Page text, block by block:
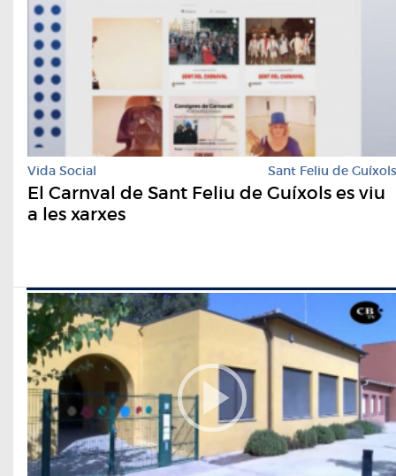
Vida Social Sant Feliu de Guíxols
El Carnval de Sant Feliu de Guíxols es viu
a les xarxes